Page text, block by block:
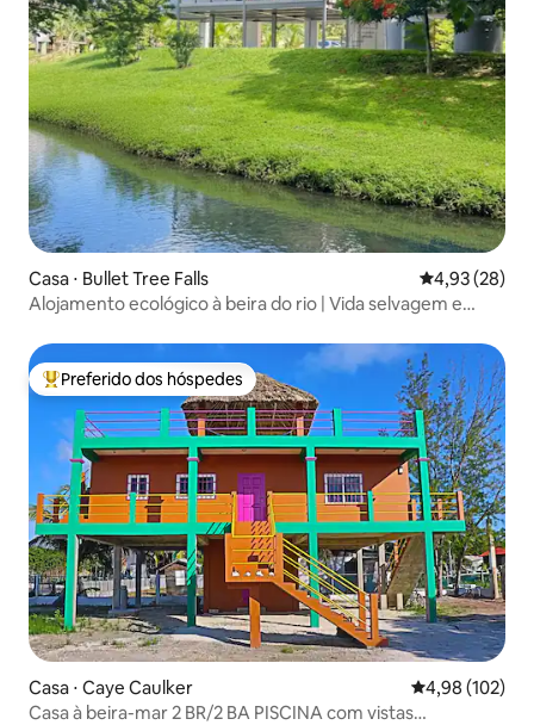
Casa ⋅ Bullet Tree Falls 4,93 de uma
4,93 (28)
Alojamento ecológico à beira do rio | Vida selvagem e
Entre os melhores preferidos dos hóspedes
Preferido dos hóspedes
Casa ⋅ Caye Caulker 4,98 de uma
4,98 (102)
Casa à beira-mar 2 BR/2 BA PISCINA com vistas